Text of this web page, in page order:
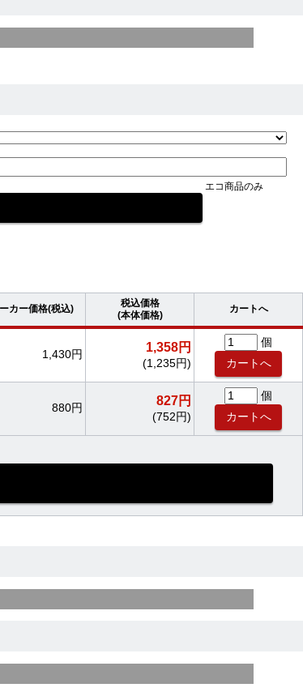
エコ商品のみ
カー価格(税込)
税込価格
(本体価格)
カートへ
1,430円
1,358円
(1,235円)
個
880円
827円
(752円)
個